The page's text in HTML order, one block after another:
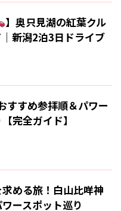
】奥只見湖の紅葉クル
新潟2泊3日ドライブ
すすめ参拝順＆パワー
完全ガイド】
める旅！白山比咩神
ースポット巡り